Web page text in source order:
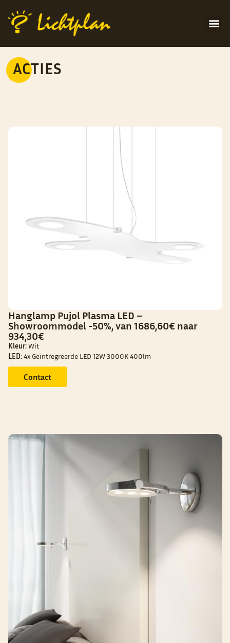
ACTIES
Hanglamp Pujol Plasma LED –
Showroommodel -50%, van 1686,60€ naar
934,30€
Kleur:Wit
LED:4x Geïntregreerde LED 12W 3000K 400lm
Contact